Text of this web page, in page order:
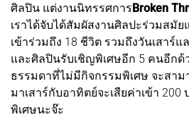
ศิลปิน แต่งานนิทรรศการBroken
เราได้จับได้สัมผัสงานศิลปะร่วมสมั
เข้าร่วมถึง 18 ชีวิต รวมถึงวันเสาร์
และศิลปินรับเชิญพิเศษอีก 5 คนอีกด้
ธรรมดาที่ไม่มีกิจกรรมพิเศษ จะสาม
มาเสาร์กับอาทิตย์จะเสียค่าเข้า
พิเศษนะจ๊ะ